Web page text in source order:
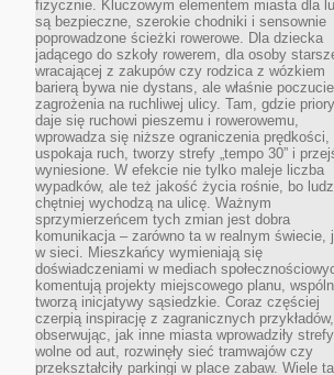
fizycznie. Kluczowym elementem miasta dla
są bezpieczne, szerokie chodniki i sensownie
poprowadzone ścieżki rowerowe. Dla dziecka
jadącego do szkoły rowerem, dla osoby
wracającej z zakupów czy rodzica z wózkiem
barierą bywa nie dystans, ale właśnie poczucie
zagrożenia na ruchliwej ulicy. Tam, gdzie
daje się ruchowi pieszemu i rowerowemu,
wprowadza się niższe ograniczenia prędkości,
uspokaja ruch, tworzy strefy „tempo 30” i
wyniesione. W efekcie nie tylko maleje liczba
wypadków, ale też jakość życia rośnie, bo
chętniej wychodzą na ulicę. Ważnym
sprzymierzeńcem tych zmian jest dobra
komunikacja – zarówno ta w realnym świecie,
w sieci. Mieszkańcy wymieniają się
doświadczeniami w mediach
komentują projekty miejscowego planu,
tworzą inicjatywy sąsiedzkie. Coraz częściej
czerpią inspirację z zagranicznych przykładów,
obserwując, jak inne miasta wprowadziły strefy
wolne od aut, rozwinęły sieć tramwajów czy
przekształciły parkingi w place zabaw. Wiele